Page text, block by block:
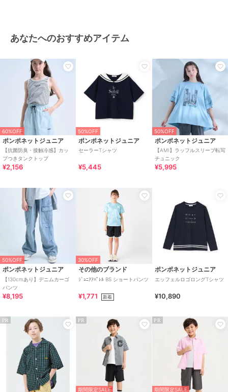
あなたへのおすすめアイテム
60%OFF
ポンポネットジュニア
【抗菌防臭・接触冷感】カッ
プつきタンクトップ
¥2,156
50%OFF
ポンポネットジュニア
セーラーTシャツ
¥5,445
50%OFF
ポンポネットジュニア
【AMI】ラッフルスリーブ転写
チュニック
¥5,995
50%OFF
ポンポネットジュニア
【130cmあり】デニムカーゴ
パンツ
¥8,195
30%OFF
その他のブランド
ｼﾞｭﾆｱｱﾊﾟﾚﾙ BS ショートパンツ
¥1,771 新着
ポンポネットジュニア
エッフェルロゴロングTシャツ
¥10,890
PR PR
期間限定SALE
PR
期間限定SALE